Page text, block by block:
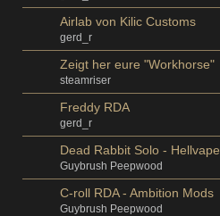
Airlab von Kilic Customs
gerd_r
Zeigt her eure "Workhorse"
steamriser
Freddy RDA
gerd_r
Dead Rabbit Solo - Hellvape
Guybrush Peepwood
C-roll RDA - Ambition Mods
Guybrush Peepwood